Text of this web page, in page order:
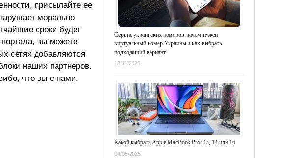
присылайте ее
морально
сроки будет
вы можете
сетях добавляются
наших партнеров.
что вы с нами.
Сервис украинских номеров: зачем нужен
виртуальный номер Украины и как выбрать
подходящий вариант
18/11/2025
Какой выбрать Apple MacBook Pro: 13, 14 или 16
04/05/2025